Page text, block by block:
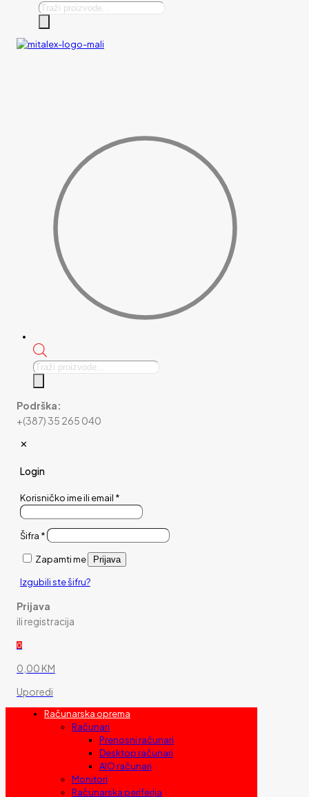
Products
Products
Podrška:
+(387) 35 265 040
✕
Login
Korisničko ime ili email *
Šifra *
Zapamti me Prijava
Izgubili ste šifru?
Prijava
ili registracija
0
0,00 KM
Uporedi
Računarska oprema
Računari
Prenosni računari
Desktop računari
AIO računari
Monitori
Računarska periferija